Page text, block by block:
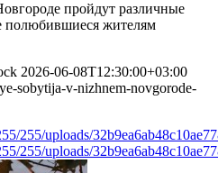
пройдут различные
полюбившиеся жителям
2026-06-08T12:30:00+03:00
sobytija-v-nizhnem-novgorode-
255/uploads/
255/uploads/